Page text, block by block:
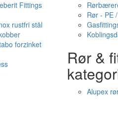
Fittings
rustfri stål
forzinket
Rør - PE
Rør &
Alupex